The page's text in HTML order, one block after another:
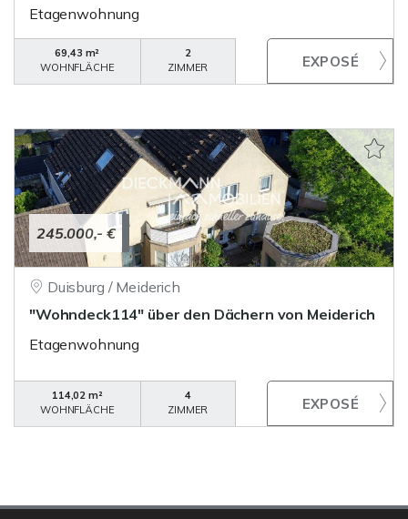
Etagenwohnung
69,43 m²
WOHNFLÄCHE
2
ZIMMER
245.000,- €
Duisburg / Meiderich
"Wohndeck114" über den Dächern von Meiderich
Etagenwohnung
114,02 m²
WOHNFLÄCHE
4
ZIMMER